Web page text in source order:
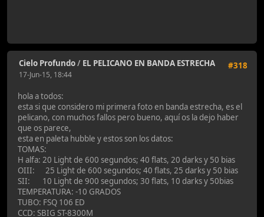
#318
Cielo Profundo/ EL PELICANO EN BANDA ESTRECHA
17-Jun-15, 18:44
hola a todos:
esta si que considero mi primera foto en banda estrecha, es el
pelicano, con muchos fallos pero bueno, aquí os la dejo haber
que os parece,
esta en paleta hubble y estos son los datos:
TOMAS:
H alfa: 20 Light de 600 segundos; 40 flats, 20 darks y 50 bias
OIII: 25 Light de 600 segundos; 40 flats, 25 darks y 50 bias
SII: 10 Light de 900 segundos; 30 flats, 10 darks y 50bias
TEMPERATURA: -10 GRADOS
TUBO: FSQ 106 ED
CCD: SBIG ST-8300M